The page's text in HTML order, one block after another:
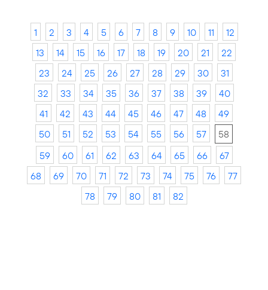
1 2 3 4 5 6 7 8 9 10 11
12
13
14 15 16 17 18 19 20 21
22
23
24 25 26 27 28 29 30
31
32
33 34 35 36 37 38 39
40
41
42 43 44 45 46 47 48
49
50
51 52 53 54 55 56 57
58
59
60 61 62 63 64 65 66
67
68
69 70 71 72 73 74 75 76
77
78
79 80 81 82